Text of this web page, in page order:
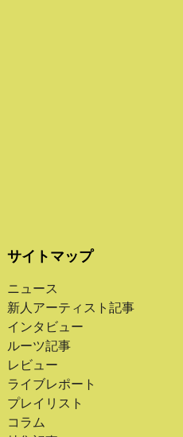
サイトマップ
ニュース
新人アーティスト記事
インタビュー
ルーツ記事
レビュー
ライブレポート
プレイリスト
コラム